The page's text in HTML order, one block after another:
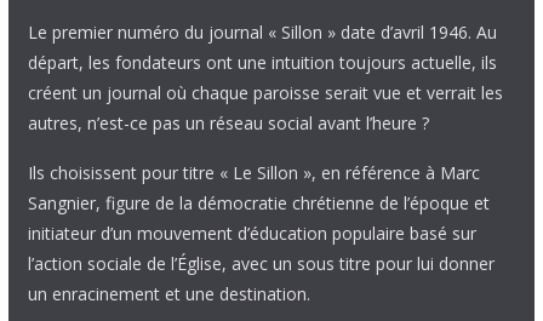
Le premier numéro du journal « Sillon » date d’avril 1946. Au
départ, les fondateurs ont une intuition toujours actuelle, ils
créent un journal où chaque paroisse serait vue et verrait les
autres, n’est-ce pas un réseau social avant l’heure ?
Ils choisissent pour titre « Le Sillon », en référence à Marc
Sangnier, figure de la démocratie chrétienne de l’époque et
initiateur d’un mouvement d’éducation populaire basé sur
l’action sociale de l’Église, avec un sous titre pour lui donner
un enracinement et une destination.